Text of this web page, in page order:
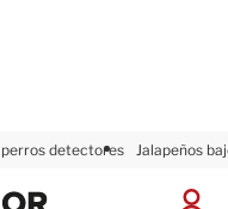
detectores Jalapeños